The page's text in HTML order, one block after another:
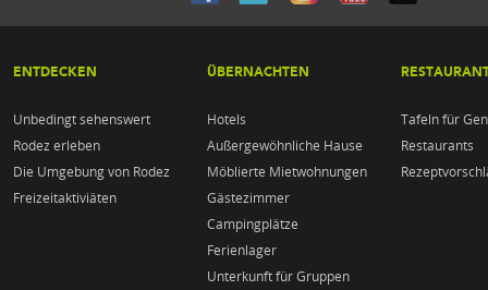
ENTDECKEN
Unbedingt sehenswert
Rodez erleben
Die Umgebung von Rodez
Freizeitaktiviäten
ÜBERNACHTEN
Hotels
Außergewöhnliche Hause
Möblierte Mietwohnungen
Gästezimmer
Campingplätze
Ferienlager
Unterkunft für Gruppen
Tafeln für
Restaurants